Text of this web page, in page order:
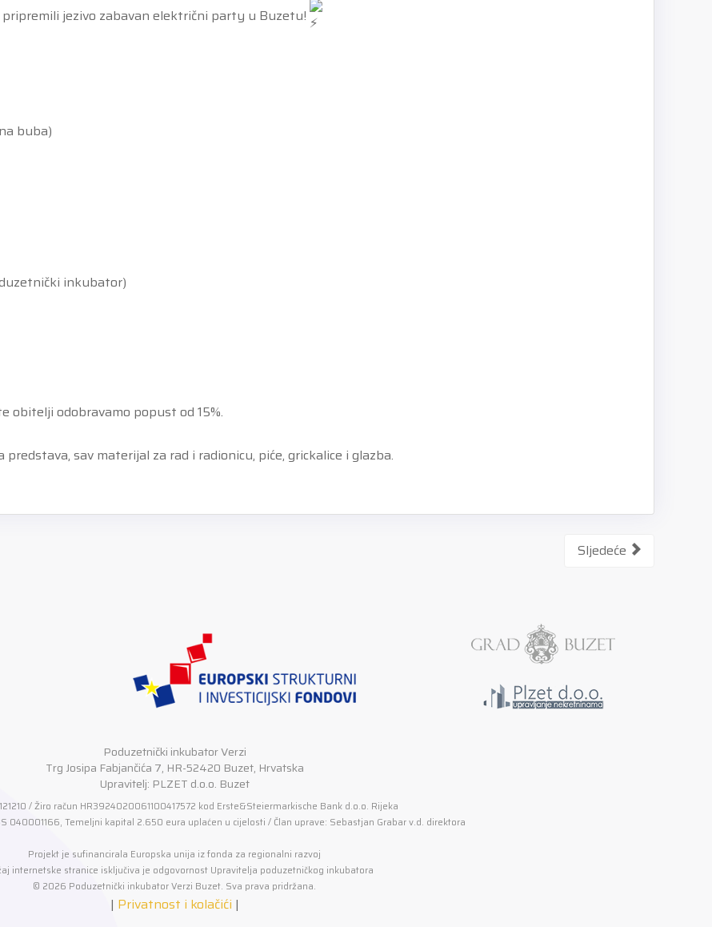
jezivo zabavan električni party u Buzetu!
buba)
inkubator)
obitelji odobravamo popust od 15%.
sav materijal za rad i radionicu, piće, grickalice i glazba.
Sljedeće
Poduzetnički inkubator Verzi
Trg Josipa Fabjančića 7, HR-52420 Buzet, Hrvatska
Upravitelj: PLZET d.o.o. Buzet
/ Žiro račun HR3924020061100417572 kod Erste&Steiermarkische Bank d.o.o. Rijeka
040001166, Temeljni kapital 2.650 eura uplaćen u cijelosti / Član uprave: Sebastjan Grabar v.d. direktora
Projekt je sufinancirala Europska unija iz fonda za regionalni razvoj
internetske stranice isključiva je odgovornost Upravitelja poduzetničkog inkubatora
© 2026 Poduzetnički inkubator Verzi Buzet. Sva prava pridržana.
| Privatnost i kolačići |